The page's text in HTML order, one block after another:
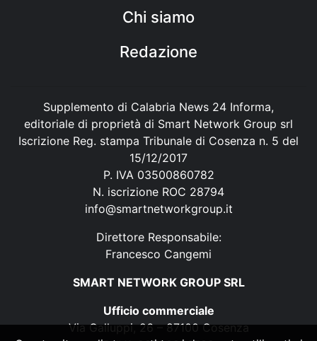
Chi siamo
Redazione
Supplemento di Calabria News 24 Informa,
editoriale di proprietà di Smart Network Group srl
Iscrizione Reg. stampa Tribunale di Cosenza n. 5 del
15/12/2017
P. IVA 03500860782
N. iscrizione ROC 28794
info@smartnetworkgroup.it
Direttore Responsabile:
Francesco Cangemi
SMART NETWORK GROUP SRL
Ufficio commerciale
Via Galluppi, 26 – 87100 Cosenza